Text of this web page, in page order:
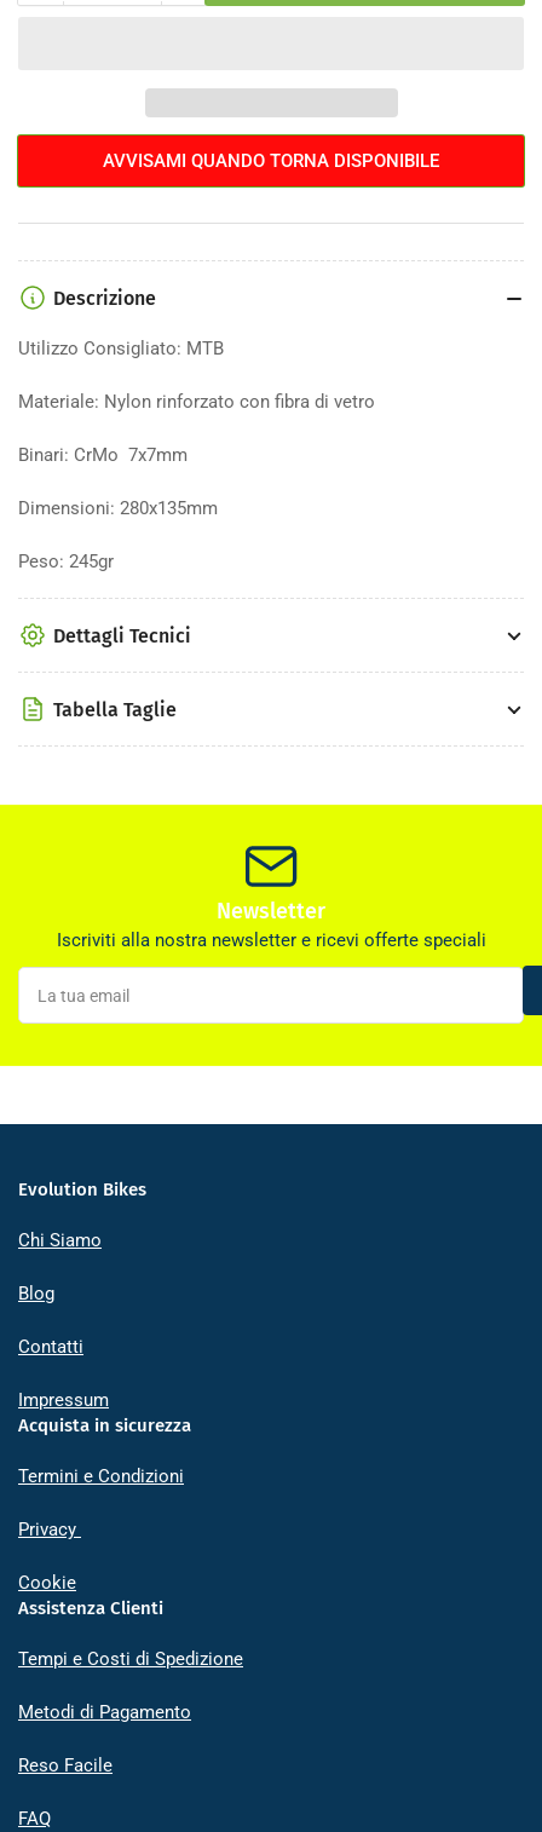
FL
Sella
Syncros
FL
2.0
AVVISAMI QUANDO TORNA DISPONIBILE
Descrizione
Utilizzo Consigliato: MTB
Materiale: Nylon rinforzato con fibra di vetro
Binari: CrMo 7x7mm
Dimensioni: 280x135mm
Peso: 245gr
Dettagli Tecnici
Tabella Taglie
Newsletter
Iscriviti alla nostra newsletter e ricevi offerte speciali
La
tua
email
Evolution Bikes
Chi Siamo
Blog
Contatti
Impressum
Acquista in sicurezza
Termini e Condizioni
Privacy
Cookie
Assistenza Clienti
Tempi e Costi di Spedizione
Metodi di Pagamento
Reso Facile
FAQ